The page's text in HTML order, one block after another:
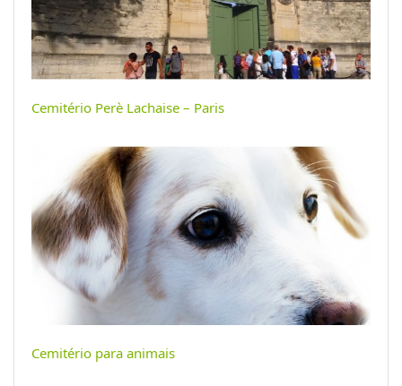
Cemitério Perè Lachaise – Paris
Cemitério para animais